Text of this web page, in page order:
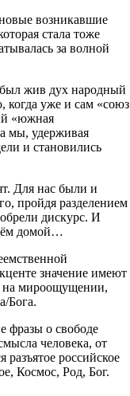
возникавшие
стала тоже
за волной
был жив дух народный
когда уже и сам «союз
«южная
мы, удерживая
и становились
Для нас были и
пройдя разделением
дискурс. И
домой…
значение имеют
на мироощущении,
Бога.
фразы о свободе
человека, от
разъятое российское
Космос, Род, Бог.